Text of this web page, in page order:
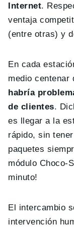
Internet.
ventaja
(entre otras) y
En cada
medio centenar
habría
de clientes.
es llegar a la
rápido, sin
paquetes
módulo Choco-
minuto!
El intercambio
intervención